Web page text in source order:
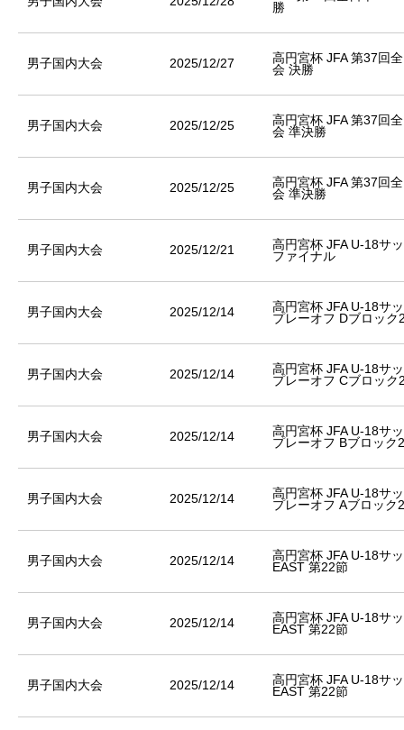
勝
男子国内大会 2025/12/27
高円宮杯 JFA 第37回
会 決勝
男子国内大会 2025/12/25
高円宮杯 JFA 第37回
会 準決勝
男子国内大会 2025/12/25
高円宮杯 JFA 第37回
会 準決勝
男子国内大会 2025/12/21
高円宮杯 JFA U-18サ
ファイナル
男子国内大会 2025/12/14
高円宮杯 JFA U-18サ
プレーオフ Dブロック
男子国内大会 2025/12/14
高円宮杯 JFA U-18サ
プレーオフ Cブロック
男子国内大会 2025/12/14
高円宮杯 JFA U-18サ
プレーオフ Bブロック
男子国内大会 2025/12/14
高円宮杯 JFA U-18サ
プレーオフ Aブロック
男子国内大会 2025/12/14
高円宮杯 JFA U-18サ
EAST 第22節
男子国内大会 2025/12/14
高円宮杯 JFA U-18サ
EAST 第22節
男子国内大会 2025/12/14
高円宮杯 JFA U-18サ
EAST 第22節